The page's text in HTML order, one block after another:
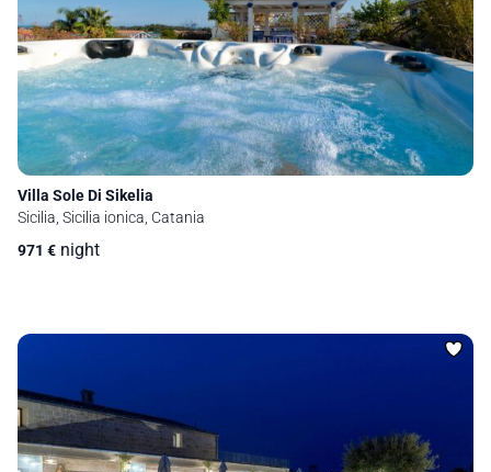
Villa Sole Di Sikelia
Sicilia, Sicilia ionica, Catania
971 € night